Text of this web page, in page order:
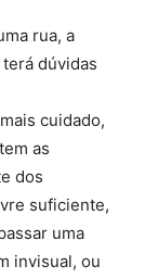
rua, a
dúvidas
cuidado,
as
dos
suficiente,
uma
invisual, ou